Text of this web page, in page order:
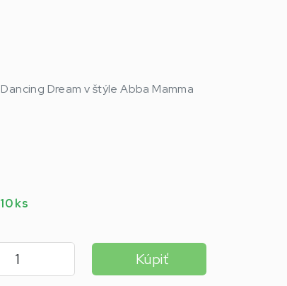
Dream v štýle Abba Mamma
ks
Kúpiť